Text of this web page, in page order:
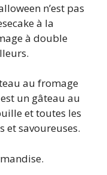
n’est pas
à la
à double
au fromage
un gâteau au
et toutes les
et savoureuses.